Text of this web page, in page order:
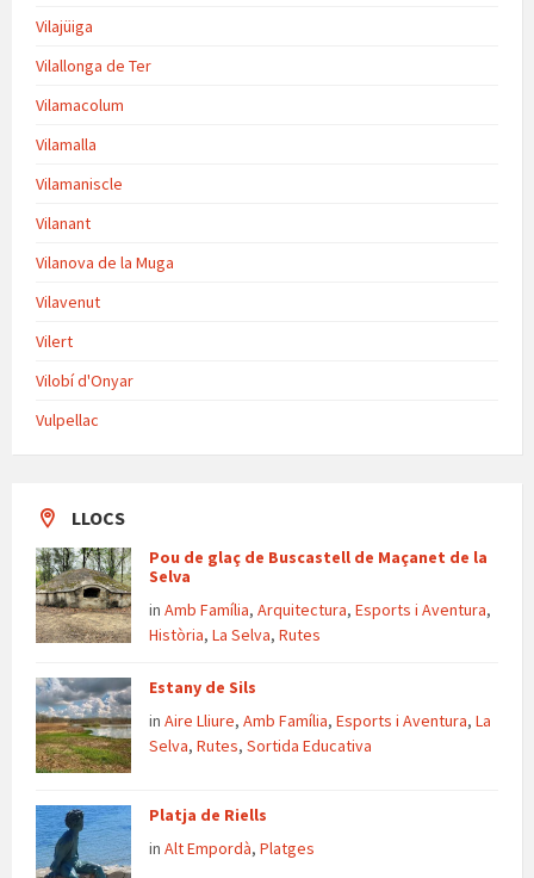
Vilajüiga
Vilallonga de Ter
Vilamacolum
Vilamalla
Vilamaniscle
Vilanant
Vilanova de la Muga
Vilavenut
Vilert
Vilobí d'Onyar
Vulpellac
LLOCS
Pou de glaç de Buscastell de Maçanet de la
Selva
in Amb Família, Arquitectura, Esports i Aventura,
Història, La Selva, Rutes
Estany de Sils
in Aire Lliure, Amb Família, Esports i Aventura, La
Selva, Rutes, Sortida Educativa
Platja de Riells
in Alt Empordà, Platges